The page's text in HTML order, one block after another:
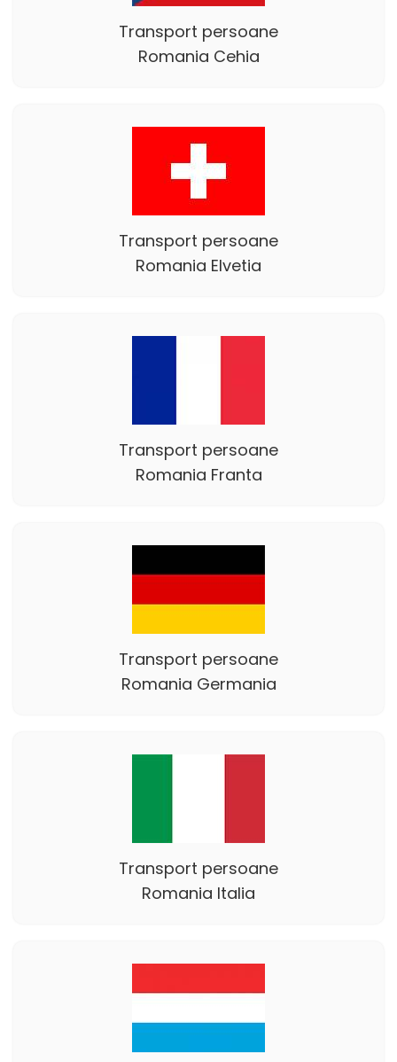
Transport persoane
Romania Cehia
Transport persoane
Romania Elvetia
Transport persoane
Romania Franta
Transport persoane
Romania Germania
Transport persoane
Romania Italia